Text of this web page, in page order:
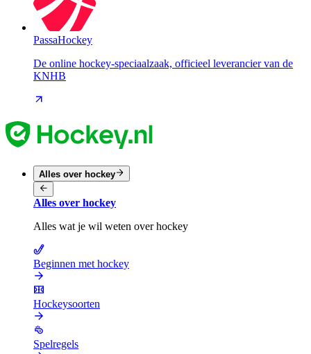
PassaHockey
De online hockey-speciaalzaak, officieel leverancier van de
KNHB
Alles over hockey
Alles over hockey
Alles wat je wil weten over hockey
Beginnen met hockey
Hockeysoorten
Spelregels